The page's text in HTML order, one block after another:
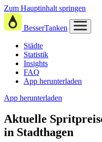
Zum Hauptinhalt springen
BesserTanken
Städte
Statistik
Insights
FAQ
App herunterladen
App herunterladen
Aktuelle
in Stadthagen